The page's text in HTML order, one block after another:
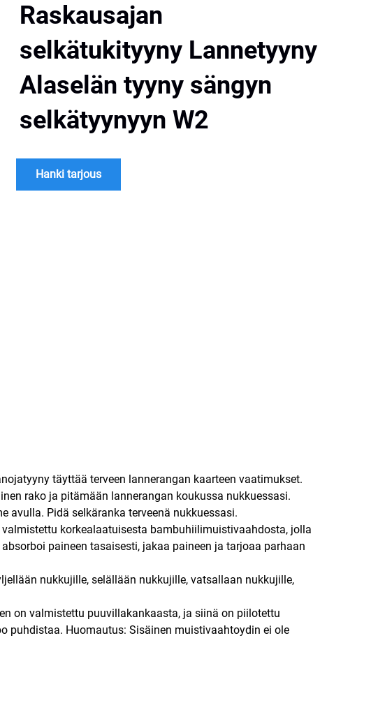
Raskausajan
selkätukityyny Lannetyyny
Alaselän tyyny sängyn
selkätyynyyn W2
Hanki tarjous
täyttää terveen lannerangan kaarteen vaatimukset.
rako ja pitämään lannerangan koukussa nukkuessasi.
avulla. Pidä selkäranka terveenä nukkuessasi.
korkealaatuisesta bambuhiilimuistivaahdosta, jolla
paineen tasaisesti, jakaa paineen ja tarjoaa parhaan
nukkujille, selällään nukkujille, vatsallaan nukkujille,
on valmistettu puuvillakankaasta, ja siinä on piilotettu
puhdistaa. Huomautus: Sisäinen muistivaahtoydin ei ole